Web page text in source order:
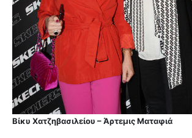
Βίκυ Χατζηβασιλείου – Άρτεμις Ματαφιά